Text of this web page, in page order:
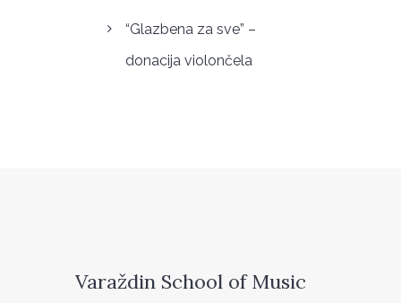
“Glazbena za sve” –
donacija violončela
Varaždin School of Music